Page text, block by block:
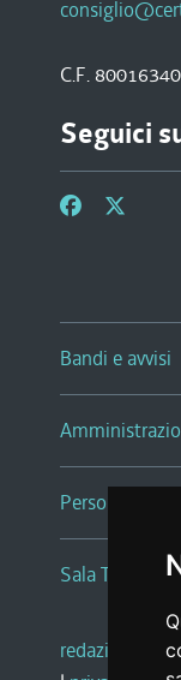
C.F.
Seguici
Bandi e avvisi
Persone e Uffici
Sala Tiziano
redazione web